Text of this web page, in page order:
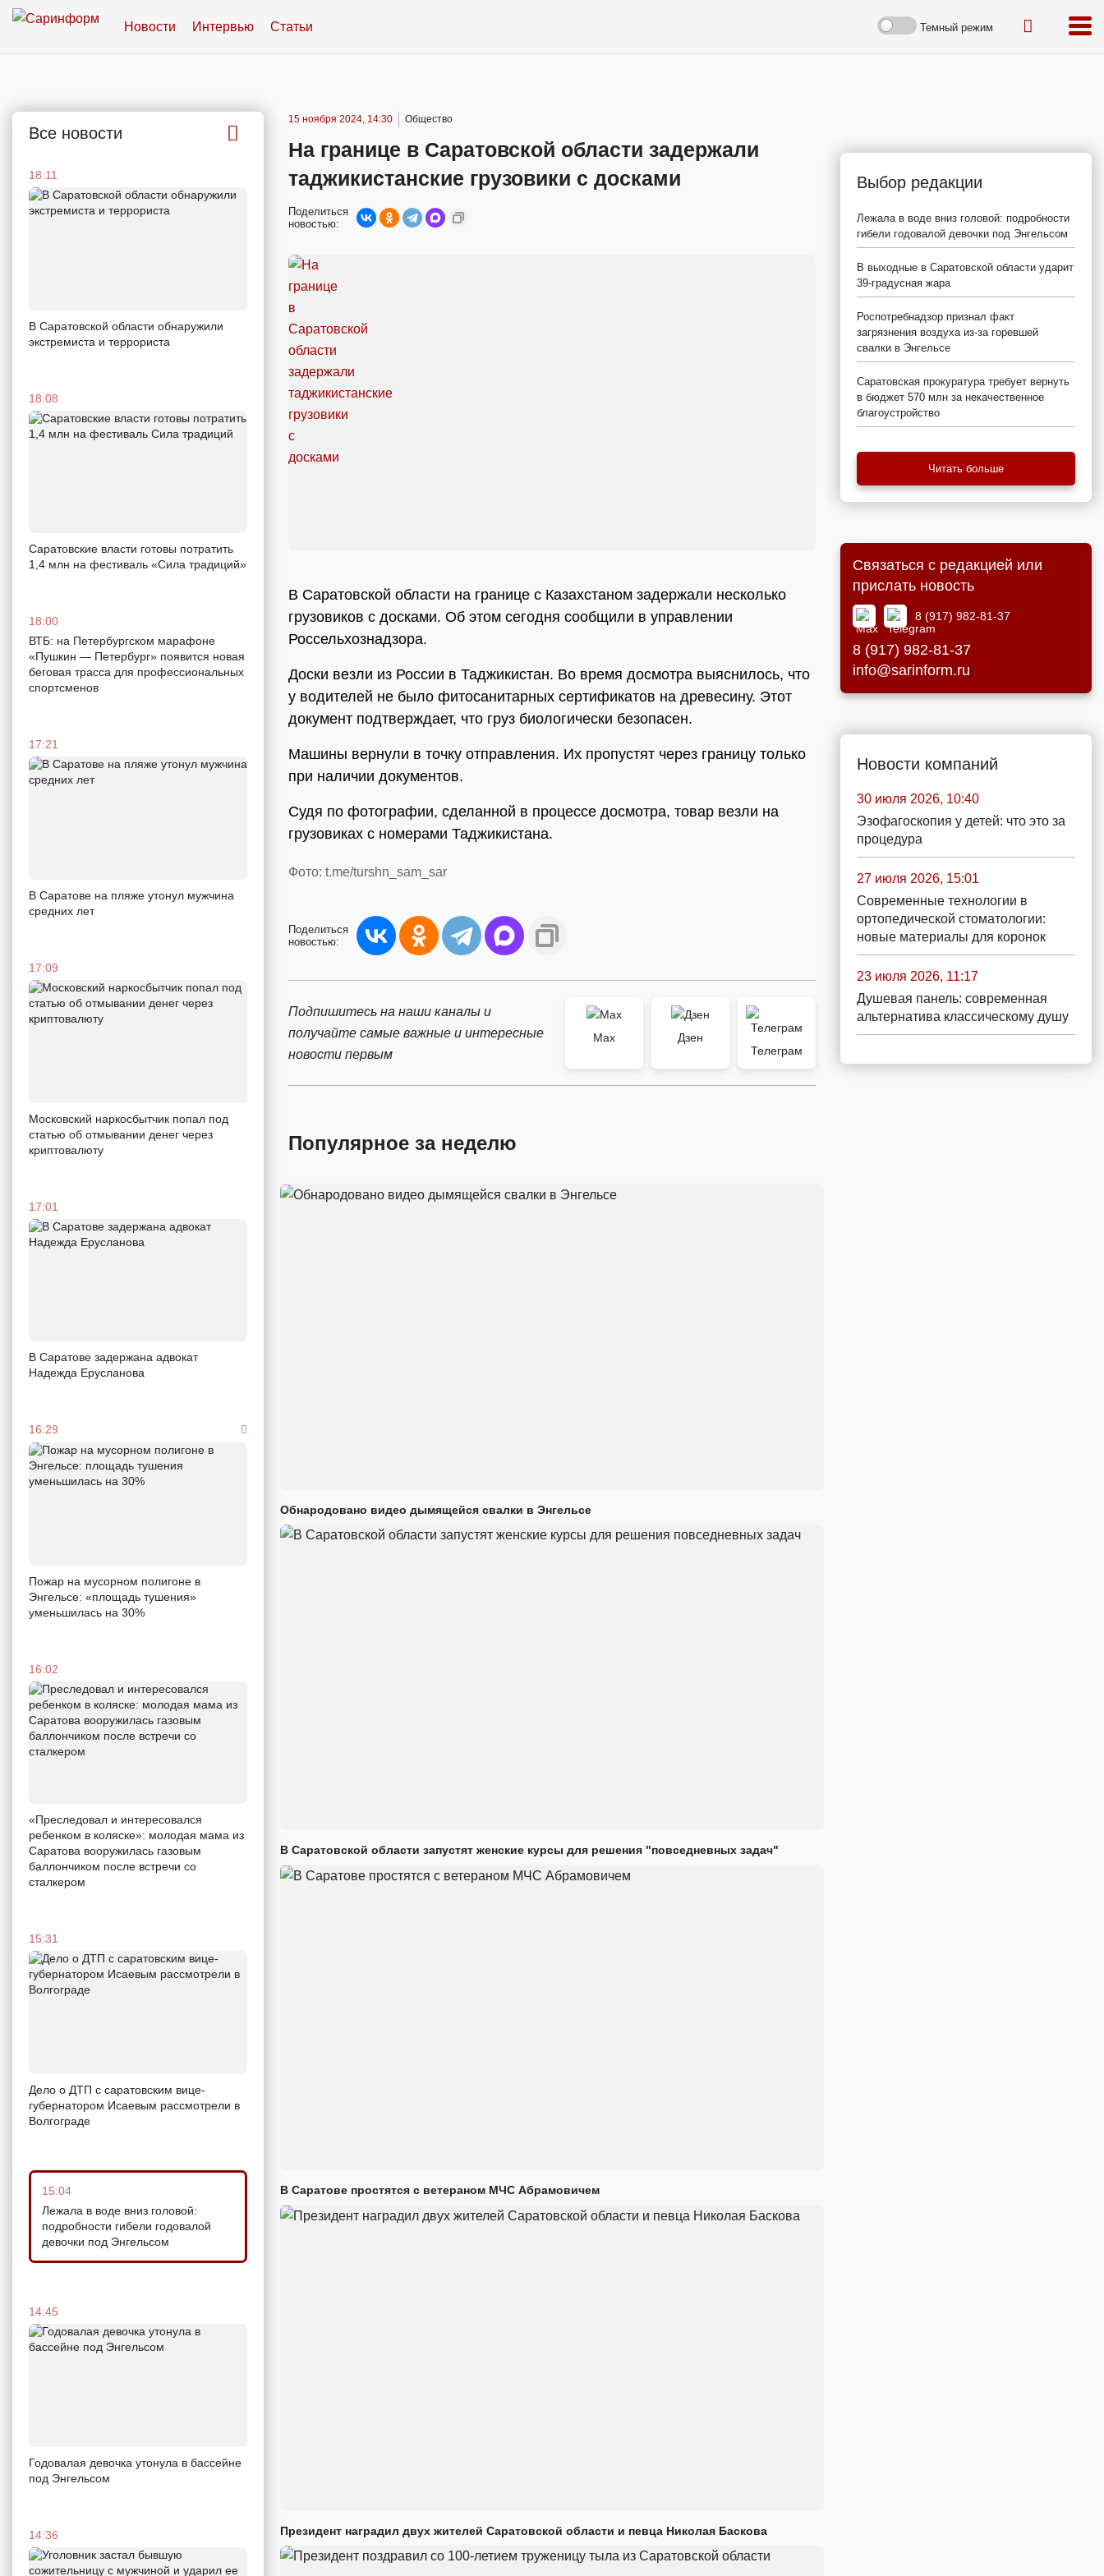
Новости Интервью Статьи Темный режим
Все новости
18:11
В Саратовской области обнаружили
экстремиста и террориста
18:08
Саратовские власти готовы потратить
1,4 млн на фестиваль «Сила традиций»
18:00
ВТБ: на Петербургском марафоне
«Пушкин — Петербург» появится новая
беговая трасса для профессиональных
спортсменов
17:21
В Саратове на пляже утонул мужчина
средних лет
17:09
Московский наркосбытчик попал под
статью об отмывании денег через
криптовалюту
17:01
В Саратове задержана адвокат
Надежда Ерусланова
16:29
Пожар на мусорном полигоне в
Энгельсе: «площадь тушения»
уменьшилась на 30%
16:02
«Преследовал и интересовался
ребенком в коляске»: молодая мама из
Саратова вооружилась газовым
баллончиком после встречи со
сталкером
15:31
Дело о ДТП с саратовским вице-
губернатором Исаевым рассмотрели в
Волгограде
15:04
Лежала в воде вниз головой:
подробности гибели годовалой
девочки под Энгельсом
14:45
Годовалая девочка утонула в бассейне
под Энгельсом
14:36
15 ноября 2024, 14:30 Общество
На границе в Саратовской области задержали
таджикистанские грузовики с досками
Поделиться
новостью:
В Саратовской области на границе с Казахстаном задержали несколько
грузовиков с досками. Об этом сегодня сообщили в управлении
Россельхознадзора.
Доски везли из России в Таджикистан. Во время досмотра выяснилось, что
у водителей не было фитосанитарных сертификатов на древесину. Этот
документ подтверждает, что груз биологически безопасен.
Машины вернули в точку отправления. Их пропустят через границу только
при наличии документов.
Судя по фотографии, сделанной в процессе досмотра, товар везли на
грузовиках с номерами Таджикистана.
Фото: t.me/turshn_sam_sar
Поделиться
новостью:
Подпишитесь на наши каналы и
получайте самые важные и интересные
новости первым
Max
Дзен
Телеграм
Популярное за неделю
Обнародовано видео дымящейся свалки в Энгельсе
В Саратовской области запустят женские курсы для решения "повседневных задач"
В Саратове простятся с ветераном МЧС Абрамовичем
Президент наградил двух жителей Саратовской области и певца Николая Баскова
Выбор редакции
Лежала в воде вниз головой: подробности
гибели годовалой девочки под Энгельсом
В выходные в Саратовской области ударит
39-градусная жара
Роспотребнадзор признал факт
загрязнения воздуха из-за горевшей
свалки в Энгельсе
Саратовская прокуратура требует вернуть
в бюджет 570 млн за некачественное
благоустройство
Читать больше
Связаться с редакцией или
прислать новость
8 (917) 982-81-37
8 (917) 982-81-37
info@sarinform.ru
Новости компаний
30 июля 2026, 10:40
Эзофагоскопия у детей: что это за
процедура
27 июля 2026, 15:01
Современные технологии в
ортопедической стоматологии:
новые материалы для коронок
23 июля 2026, 11:17
Душевая панель: современная
альтернатива классическому душу